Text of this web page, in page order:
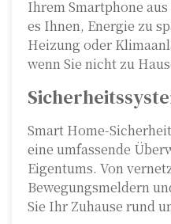
Ihrem Smartphone
es Ihnen, Energie zu
Heizung oder
wenn Sie nicht zu
Smart Home-
eine umfassende
Eigentums. Von
Bewegungsmeldern
Sie Ihr Zuhause rund